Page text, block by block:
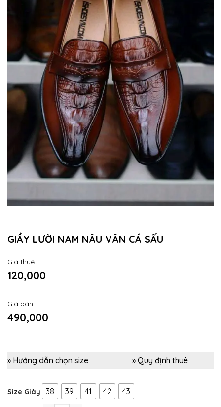
GIẦY LƯỜI NAM NÂU VÂN CÁ SẤU
Giá thuê:
120,000
Giá bán:
490,000
» Hướng dẫn chọn size » Quy định thuê
Size Giày 38 39 41 42 43